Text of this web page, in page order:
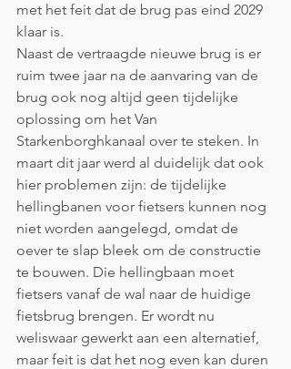
met het feit dat de brug pas eind 2029
klaar is.
Naast de vertraagde nieuwe brug is er
ruim twee jaar na de aanvaring van de
brug ook nog altijd geen tijdelijke
oplossing om het Van
Starkenborghkanaal over te steken. In
maart dit jaar werd al duidelijk dat ook
hier problemen zijn: de tijdelijke
hellingbanen voor fietsers kunnen nog
niet worden aangelegd, omdat de
oever te slap bleek om de constructie
te bouwen. Die hellingbaan moet
fietsers vanaf de wal naar de huidige
fietsbrug brengen. Er wordt nu
weliswaar gewerkt aan een alternatief,
maar feit is dat het nog even kan duren